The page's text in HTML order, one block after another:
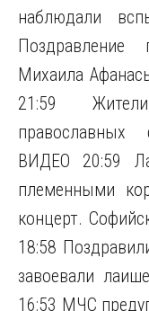
наблюдали
Поздравление
Михаила
21:59
ВИДЕО 20:59
племенными
концерт.
18:58
завоевали
16:53 МЧС